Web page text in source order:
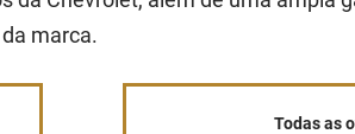
marca.
Todas as